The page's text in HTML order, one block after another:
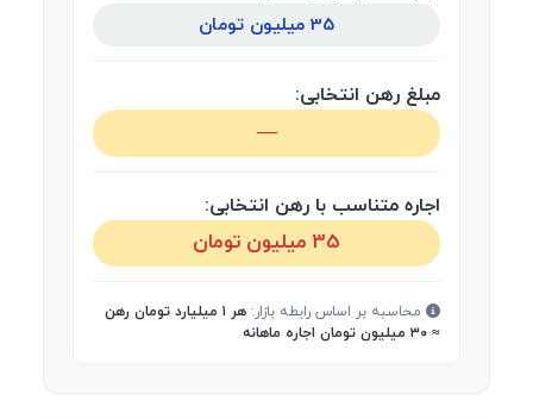
35 میلیون تومان
مبلغ رهن انتخابی:
—
اجاره متناسب با رهن انتخابی:
35 میلیون تومان
محاسبه بر اساس رابطه بازار:
هر ۱ میلیارد تومان رهن
≈ ۳۰ میلیون تومان اجاره ماهانه